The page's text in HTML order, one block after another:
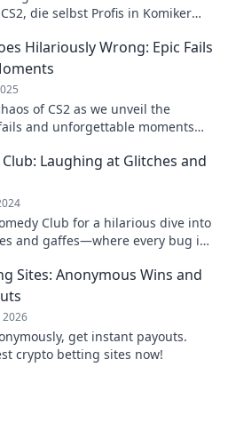
die selbst Profis in Komiker
Hilariously Wrong: Epic Fails
of CS2 as we unveil the
and unforgettable moments
Club: Laughing at Glitches and
Club for a hilarious dive into
and gaffes—where every bug is
Sites: Anonymous Wins and
2026
get instant payouts.
crypto betting sites now!